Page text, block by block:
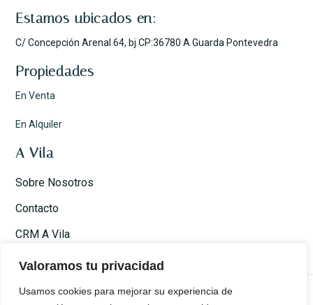
Valoramos tu privacidad
Usamos cookies para mejorar su experiencia de
Estamos ubicados en:
C/ Concepción Arenal 64, bj CP:36780 A Guarda Pontevedra
Propiedades
En Venta
En Alquiler
A Vila
Sobre Nosotros
Contacto
CRM A Vila